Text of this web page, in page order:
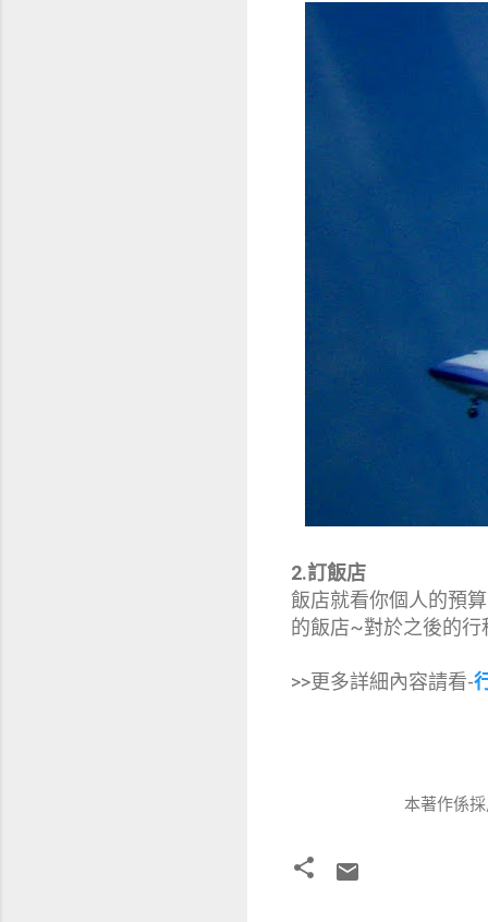
2.訂飯店
飯店就看你個人的預
的飯店~對於之後的
>>更多詳細內容請看-
本著作係